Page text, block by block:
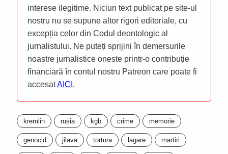
interese ilegitime. Niciun text publicat pe site-ul
nostru nu se supune altor rigori editoriale, cu
excepția celor din Codul deontologic al
jurnalistului. Ne puteți sprijini în demersurile
noastre jurnalistice oneste printr-o contribuție
financiară în contul nostru Patreon care poate fi
accesatAICI .
kremlin rusia kgb crime memorie
genocid jilava tortura lagare martiri